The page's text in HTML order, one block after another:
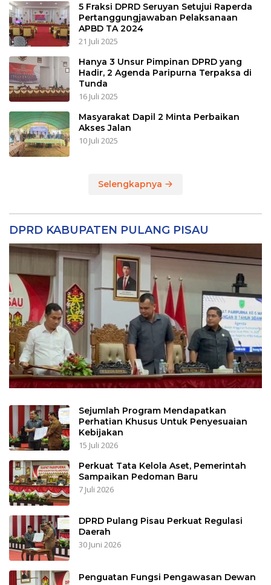
5 Fraksi DPRD Seruyan Setujui Raperda
Pertanggungjawaban Pelaksanaan
APBD TA 2024
21 Juli 2025
Hanya 3 Unsur Pimpinan DPRD yang
Hadir, 2 Agenda Paripurna Terpaksa di
Tunda
16 Juli 2025
Masyarakat Dapil 2 Minta Perbaikan
Akses Jalan
10 Juli 2025
Selengkapnya
DPRD KABUPATEN PULANG PISAU
Sejumlah Program Mendapatkan
Perhatian Khusus Untuk Penyesuaian
Kebijakan
15 Juli 2026
Perkuat Tata Kelola Aset, Pemerintah
Sampaikan Pedoman Baru
7 Juli 2026
DPRD Pulang Pisau Perkuat Regulasi
Daerah
30 Juni 2026
Penguatan Fungsi Pengawasan Dewan